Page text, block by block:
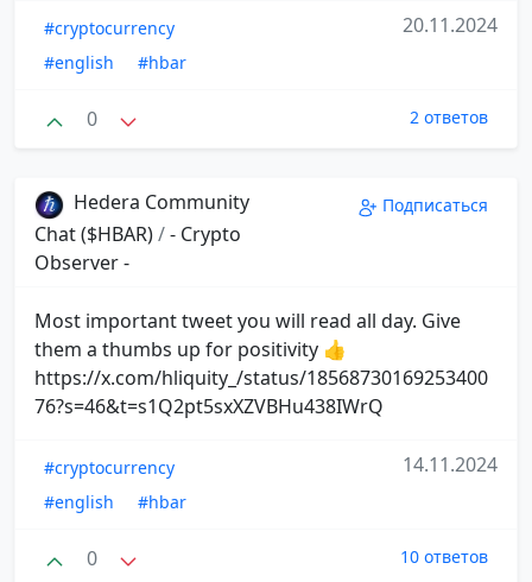
#cryptocurrency
#english
#hbar
20.11.2024
0 2 ответов
Hedera Community
Chat ($HBAR)/- Crypto
Observer -
Подписаться
Most important tweet you will read all day. Give
them a thumbs up for positivity 👍
https://x.com/hliquity_/status/18568730169253400
76?s=46&t=s1Q2pt5sxXZVBHu438IWrQ
#cryptocurrency
#english
#hbar
14.11.2024
0 10 ответов